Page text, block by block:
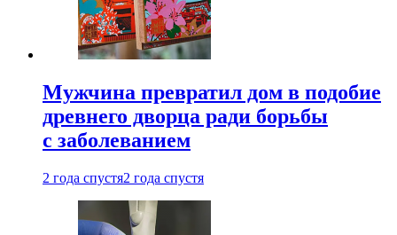
Мужчина превратил дом в подобие
древнего дворца ради борьбы
с заболеванием
2 года спустя2 года спустя